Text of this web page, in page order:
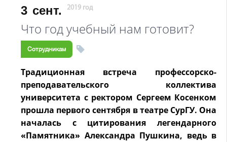
3 сент. 2019 год
Что год учебный нам готовит?
Сотрудникам
Традиционная встреча профессорско-
преподавательского коллектива
университета с ректором Сергеем Косенком
прошла первого сентября в театре СурГУ. Она
началась с цитирования легендарного
«Памятника» Александра Пушкина, ведь в